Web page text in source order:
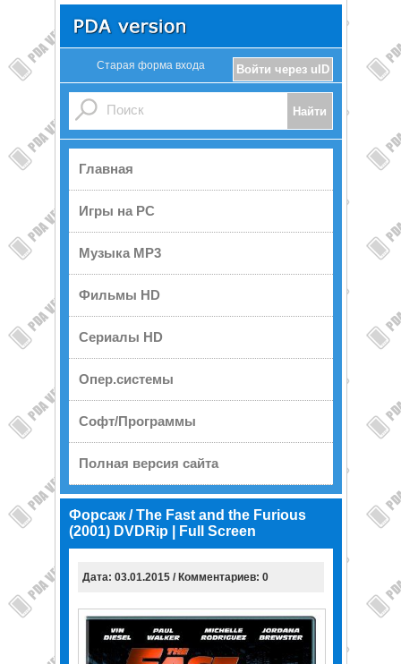
Войти через uID
Старая форма входа
Главная
Игры на PC
Музыка MP3
Фильмы HD
Сериалы HD
Опер.системы
Софт/Программы
Полная версия сайта
Форсаж / The Fast and the Furious
(2001) DVDRip | Full Screen
Дата: 03.01.2015 / Комментариев: 0